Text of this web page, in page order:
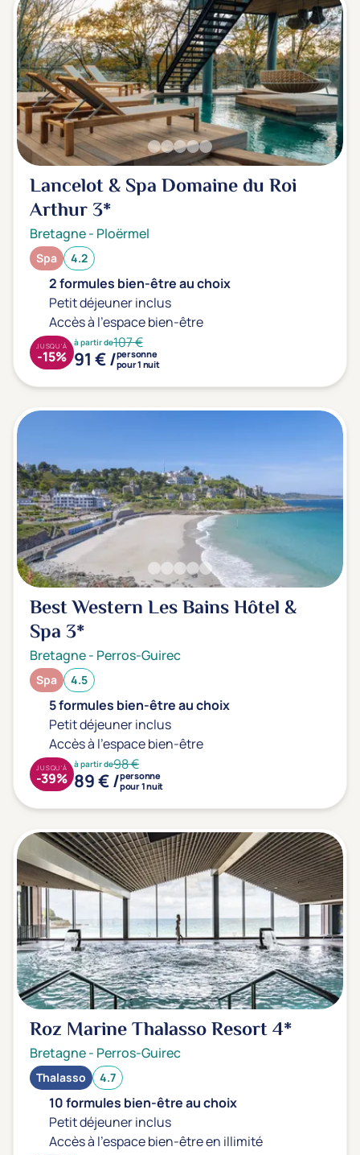
Lancelot & Spa Domaine du Roi
Arthur3*
Bretagne- Ploërmel
Spa 4.2
2 formules bien-être au choix
Petit déjeuner inclus
Accès à l'espace bien-être
à partir de107 €
91 € /personne
pour 1 nuit
JUSQU'À
-15%
Best Western Les Bains Hôtel &
Spa 3*
Bretagne- Perros-Guirec
Spa 4.5
5 formules bien-être au choix
Petit déjeuner inclus
Accès à l'espace bien-être
à partir de98 €
89 € /personne
pour 1 nuit
JUSQU'À
-39%
Roz Marine Thalasso Resort4*
Bretagne- Perros-Guirec
Thalasso 4.7
10 formules bien-être au choix
Petit déjeuner inclus
Accès à l'espace bien-être en illimité